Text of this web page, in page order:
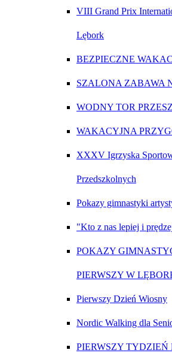
VIII Grand Prix
Lębork
BEZPIECZNE
SZALONA ZABAWA
WODNY TOR
WAKACYJNA
XXXV Igrzyska
Przedszkolnych
Pokazy gimnastyki
"Kto z nas lepiej i
POKAZY
PIERWSZY W
Pierwszy Dzień Wiosny
Nordic Walking dla
PIERWSZY